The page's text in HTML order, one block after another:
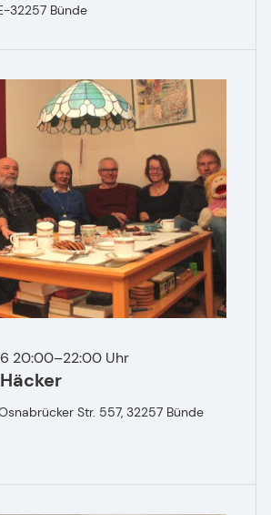
32257 Bünde
20:00–22:00 Uhr
Str. 557, 32257 Bünde